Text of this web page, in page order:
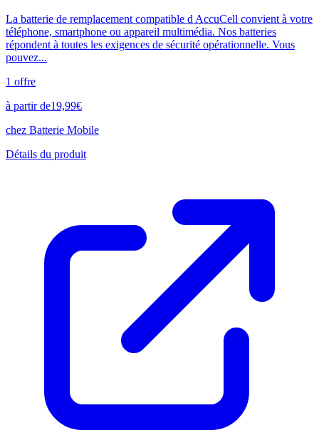
La batterie de remplacement compatible d AccuCell convient à votre
téléphone, smartphone ou appareil multimédia. Nos batteries
répondent à toutes les exigences de sécurité opérationnelle. Vous
pouvez...
1 offre
à partir de19,99€
chez Batterie Mobile
Détails du produit